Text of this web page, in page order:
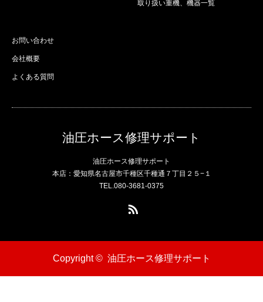
取り扱い重機、機器一覧
お問い合わせ
会社概要
よくある質問
油圧ホース修理サポート
油圧ホース修理サポート
本店：愛知県名古屋市千種区千種通７丁目２５−１
TEL.080-3681-0375
Copyright © 油圧ホース修理サポート